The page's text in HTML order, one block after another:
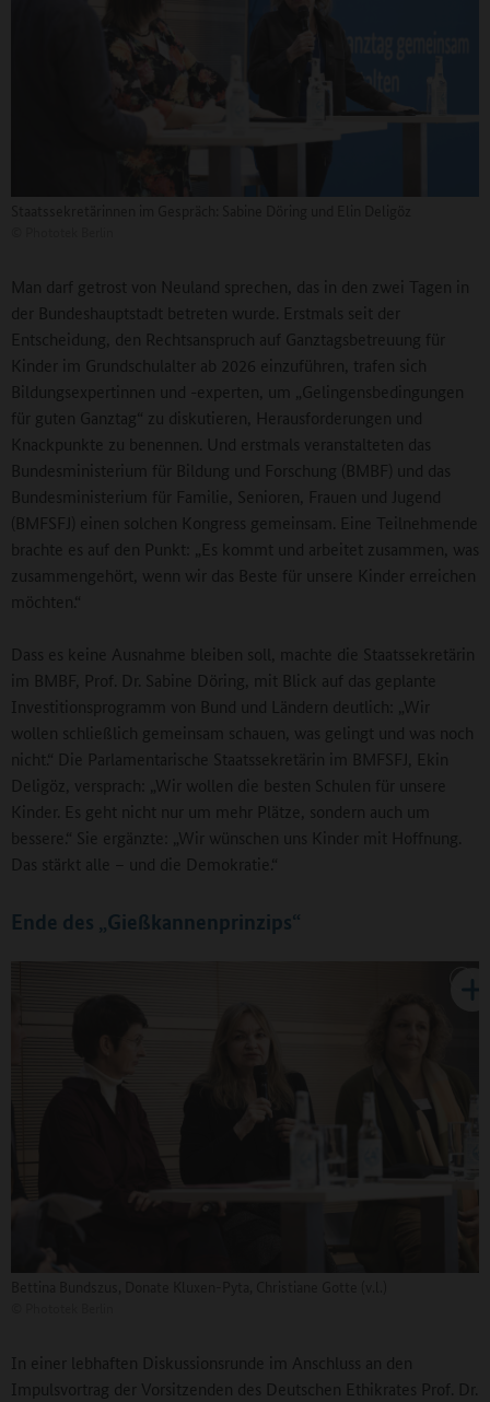
Man darf getrost von Neuland sprechen, das in den zwei Tagen in
der Bundeshauptstadt betreten wurde. Erstmals seit der
Entscheidung, den Rechtsanspruch auf Ganztagsbetreuung für
Kinder im Grundschulalter ab 2026 einzuführen, trafen sich
Bildungsexpertinnen und -experten, um „Gelingensbedingungen
für guten Ganztag“ zu diskutieren, Herausforderungen und
Knackpunkte zu benennen. Und erstmals veranstalteten das
Bundesministerium für Bildung und Forschung (BMBF) und das
Bundesministerium für Familie, Senioren, Frauen und Jugend
(BMFSFJ) einen solchen Kongress gemeinsam. Eine Teilnehmende
brachte es auf den Punkt: „Es kommt und arbeitet zusammen, was
zusammengehört, wenn wir das Beste für unsere Kinder erreichen
möchten.“
Dass es keine Ausnahme bleiben soll, machte die Staatssekretärin
im BMBF, Prof. Dr. Sabine Döring, mit Blick auf das geplante
Investitionsprogramm von Bund und Ländern deutlich: „Wir
wollen schließlich gemeinsam schauen, was gelingt und was noch
nicht.“ Die Parlamentarische Staatssekretärin im BMFSFJ, Ekin
Deligöz, versprach: „Wir wollen die besten Schulen für unsere
Kinder. Es geht nicht nur um mehr Plätze, sondern auch um
bessere.“ Sie ergänzte: „Wir wünschen uns Kinder mit Hoffnung.
Das stärkt alle – und die Demokratie.“
Ende des „Gießkannenprinzips“
In einer lebhaften Diskussionsrunde im Anschluss an den
Impulsvortrag der Vorsitzenden des Deutschen Ethikrates Prof. Dr.